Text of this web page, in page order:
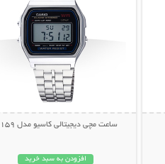
ساعت مچی دیجیتالی کاسیو مدل A159
افزودن به سبد خرید